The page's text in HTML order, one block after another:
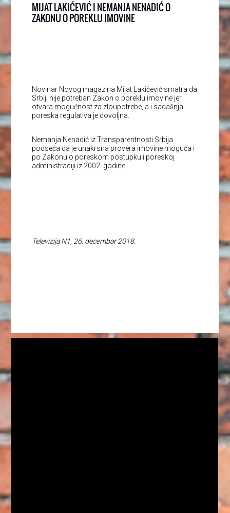
MIJAT LAKIĆEVIĆ I NEMANJA NENADIĆ O
ZAKONU O POREKLU IMOVINE
Novinar Novog magazina Mijat Lakićević smatra da
Srbiji nije potreban Zakon o poreklu imovine jer
otvara mogućnost za zloupotrebe, a i sadašnja
poreska regulativa je dovoljna.
Nemanja Nenadić iz Transparentnosti Srbija
podseća da je unakrsna provera imovine moguća i
po Zakonu o poreskom postupku i poreskoj
administraciji iz 2002. godine.
Televizija N1, 26. decembar 2018.